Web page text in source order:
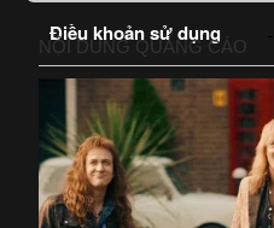
Điều khoản sử dụng